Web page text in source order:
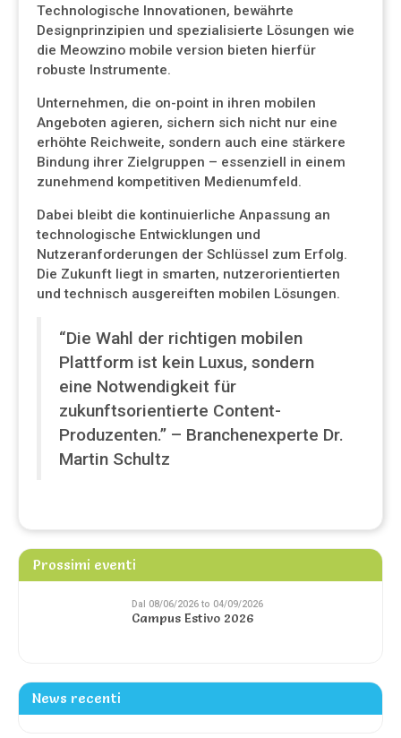
Technologische Innovationen, bewährte
Designprinzipien und spezialisierte Lösungen wie
die Meowzino mobile version bieten hierfür
robuste Instrumente.
Unternehmen, die on-point in ihren mobilen
Angeboten agieren, sichern sich nicht nur eine
erhöhte Reichweite, sondern auch eine stärkere
Bindung ihrer Zielgruppen – essenziell in einem
zunehmend kompetitiven Medienumfeld.
Dabei bleibt die kontinuierliche Anpassung an
technologische Entwicklungen und
Nutzeranforderungen der Schlüssel zum Erfolg.
Die Zukunft liegt in smarten, nutzerorientierten
und technisch ausgereiften mobilen Lösungen.
“Die Wahl der richtigen mobilen
Plattform ist kein Luxus, sondern
eine Notwendigkeit für
zukunftsorientierte Content-
Produzenten.” – Branchenexperte Dr.
Martin Schultz
Prossimi eventi
Dal 08/06/2026 to 04/09/2026
Campus Estivo 2026
News recenti